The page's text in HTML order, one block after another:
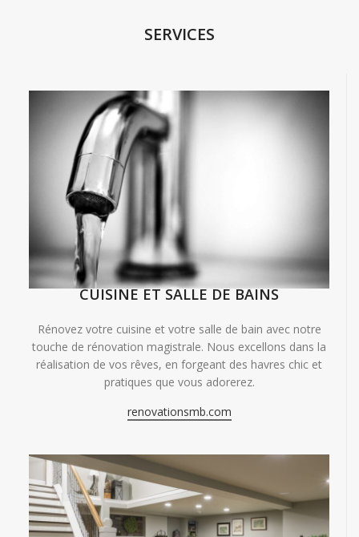
SERVICES
CUISINE ET SALLE DE BAINS
Rénovez votre cuisine et votre salle de bain avec notre
touche de rénovation magistrale. Nous excellons dans la
réalisation de vos rêves, en forgeant des havres chic et
pratiques que vous adorerez.
renovationsmb.com